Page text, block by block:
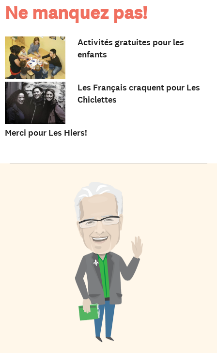
Ne manquez pas!
Activités gratuites pour les
enfants
Les Français craquent pour Les
Chiclettes
Merci pour Les Hiers!